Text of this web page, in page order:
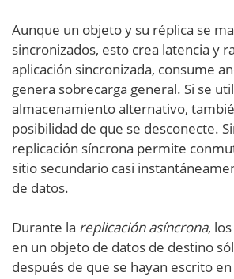
Aunque un objeto y su réplica se
sincronizados, esto crea latencia y
aplicación sincronizada, consume
genera sobrecarga general. Si se
almacenamiento alternativo,
posibilidad de que se desconecte.
replicación síncrona permite
sitio secundario casi
de datos.
Durante la replicación asíncrona,
en un objeto de datos de destino
después de que se hayan escrito